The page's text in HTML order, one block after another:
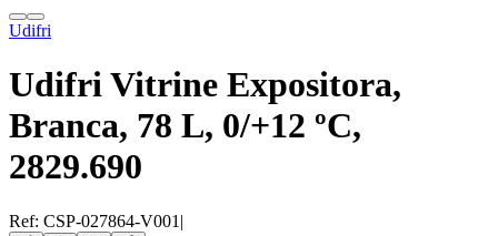
Udifri
Udifri Vitrine Expositora,
Branca, 78 L, 0/+12 ºC,
2829.690
Ref: CSP-027864-V001 |